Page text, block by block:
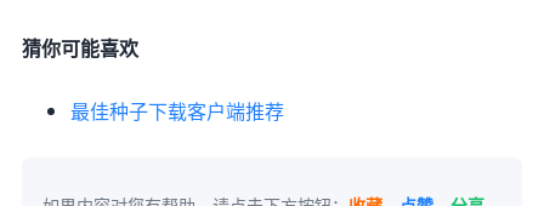
猜你可能喜欢
最佳种子下载客户端推荐